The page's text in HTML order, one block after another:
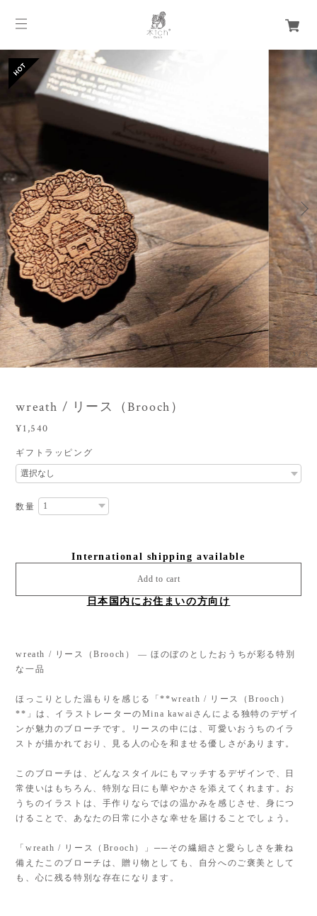
3/5
wreath / リース（Brooch）
¥1,540
ギフトラッピング
数量
International shipping available
Add to cart
日本国内にお住まいの方向け
wreath / リース（Brooch） — ほのぼのとしたおうちが彩る特別
な一品
ほっこりとした温もりを感じる「**wreath / リース（Brooch）
**」は、イラストレーターのMina kawaiさんによる独特のデザイ
ンが魅力のブローチです。リースの中には、可愛いおうちのイラ
ストが描かれており、見る人の心を和ませる優しさがあります。
このブローチは、どんなスタイルにもマッチするデザインで、日
常使いはもちろん、特別な日にも華やかさを添えてくれます。お
うちのイラストは、手作りならではの温かみを感じさせ、身につ
けることで、あなたの日常に小さな幸せを届けることでしょう。
「wreath / リース（Brooch）」──その繊細さと愛らしさを兼ね
備えたこのブローチは、贈り物としても、自分へのご褒美として
も、心に残る特別な存在になります。